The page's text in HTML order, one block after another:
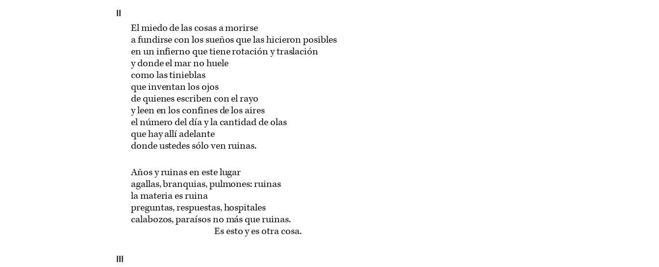
El miedo de las cosas a morirse
a fundirse con los sueños que las hicieron posibles
en un infierno que tiene rotación y traslación
y donde el mar no huele
como las tinieblas
que inventan los ojos
de quienes escriben con el rayo
y leen en los confines de los aires
el número del día y la cantidad de olas
que hay allí adelante
donde ustedes sólo ven ruinas.
Años y ruinas en este lugar
agallas, branquias, pulmones: ruinas
la materia es ruina
preguntas, respuestas, hospitales
calabozos, paraísos no más que ruinas.
Es esto y es otra cosa.